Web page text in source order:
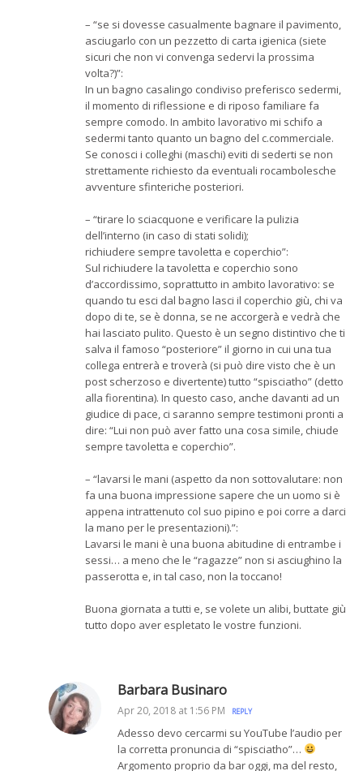
– “se si dovesse casualmente bagnare il pavimento,
asciugarlo con un pezzetto di carta igienica (siete
sicuri che non vi convenga sedervi la prossima
volta?)”:
In un bagno casalingo condiviso preferisco sedermi,
il momento di riflessione e di riposo familiare fa
sempre comodo. In ambito lavorativo mi schifo a
sedermi tanto quanto un bagno del c.commerciale.
Se conosci i colleghi (maschi) eviti di sederti se non
strettamente richiesto da eventuali rocambolesche
avventure sfinteriche posteriori.
– “tirare lo sciacquone e verificare la pulizia
dell’interno (in caso di stati solidi);
richiudere sempre tavoletta e coperchio”:
Sul richiudere la tavoletta e coperchio sono
d’accordissimo, soprattutto in ambito lavorativo: se
quando tu esci dal bagno lasci il coperchio giù, chi va
dopo di te, se è donna, se ne accorgerà e vedrà che
hai lasciato pulito. Questo è un segno distintivo che ti
salva il famoso “posteriore” il giorno in cui una tua
collega entrerà e troverà (si può dire visto che è un
post scherzoso e divertente) tutto “spisciatho” (detto
alla fiorentina). In questo caso, anche davanti ad un
giudice di pace, ci saranno sempre testimoni pronti a
dire: “Lui non può aver fatto una cosa simile, chiude
sempre tavoletta e coperchio”.
– “lavarsi le mani (aspetto da non sottovalutare: non
fa una buona impressione sapere che un uomo si è
appena intrattenuto col suo pipino e poi corre a darci
la mano per le presentazioni).”:
Lavarsi le mani è una buona abitudine di entrambe i
sessi… a meno che le “ragazze” non si asciughino la
passerotta e, in tal caso, non la toccano!
Buona giornata a tutti e, se volete un alibi, buttate giù
tutto dopo aver espletato le vostre funzioni.
Barbara Businaro
Apr 20, 2018 at 1:56 PM REPLY
Adesso devo cercarmi su YouTube l’audio per
la corretta pronuncia di “spisciatho”…
Argomento proprio da bar oggi, ma del resto,